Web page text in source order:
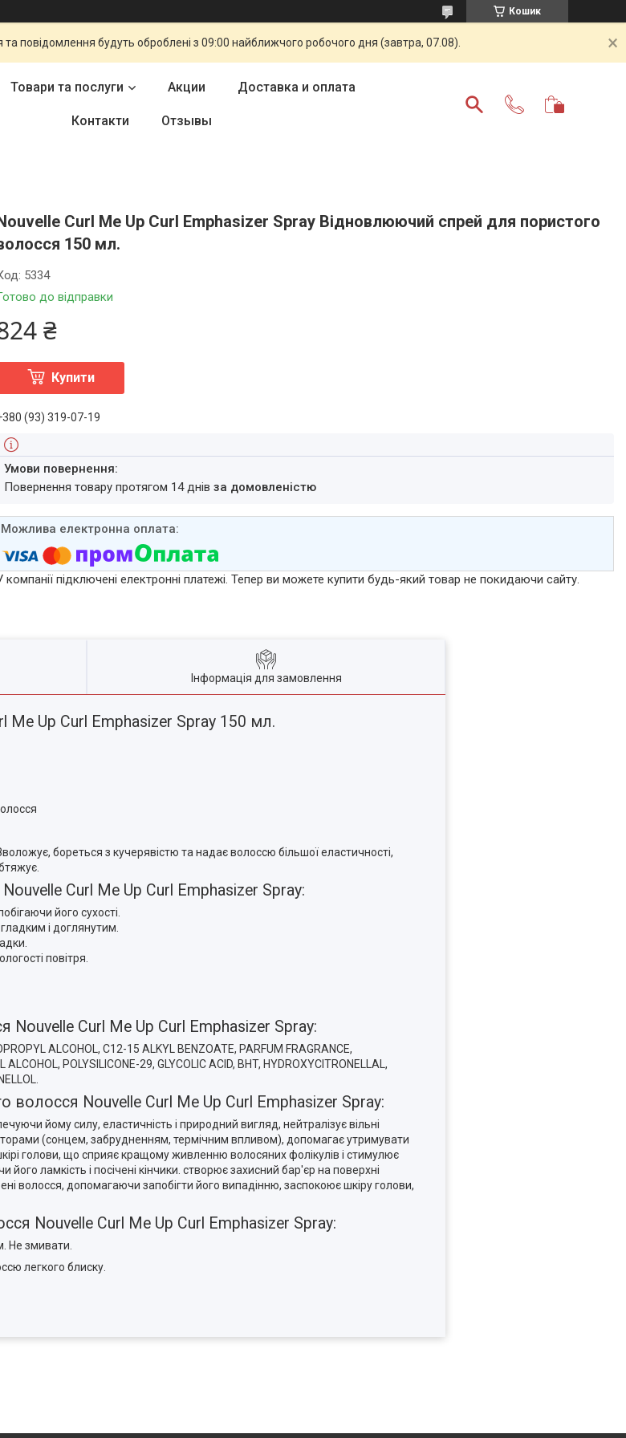
Кошик
повідомлення будуть оброблені з 09:00 найближчого робочого дня (завтра, 07.08).
Товари та послуги Акции Доставка и оплата
Контакти Отзывы
Curl Me Up Curl Emphasizer Spray Відновлюючий спрей для пористого
150 мл.
до відправки
5334
₴
Купити
(93) 319-07-19
повернення товару протягом 14 днівза домовленістю
компанії підключені електронні платежі. Тепер ви можете купити будь-який товар не покидаючи сайту.
Інформація для замовлення
Up Curl Emphasizer Spray 150 мл.
бореться з кучерявістю та надає волоссю більшої еластичності,
Curl Me Up Curl Emphasizer Spray:
його сухості.
і доглянутим.
повітря.
Curl Me Up Curl Emphasizer Spray:
ALCOHOL, C12-15 ALKYL BENZOATE, PARFUM FRAGRANCE,
POLYSILICONE-29, GLYCOLIC ACID, BHT, HYDROXYCITRONELLAL,
Nouvelle Curl Me Up Curl Emphasizer Spray:
йому силу, еластичність і природний вигляд, нейтралізує вільні
(сонцем, забрудненням, термічним впливом), допомагає утримувати
голови, що сприяє кращому живленню волосяних фолікулів і стимулює
ламкість і посічені кінчики. створює захисний бар'єр на поверхні
волосся, допомагаючи запобігти його випадінню, заспокоює шкіру голови,
Nouvelle Curl Me Up Curl Emphasizer Spray:
Не змивати.
легкого блиску.